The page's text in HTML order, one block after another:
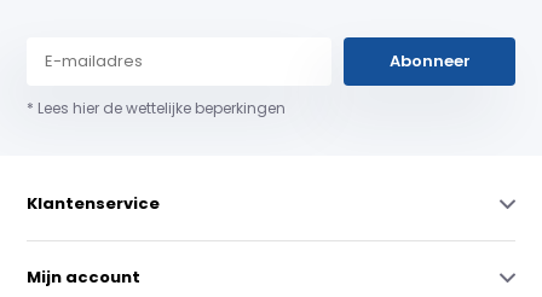
Abonneer
* Lees hier de wettelijke beperkingen
Klantenservice
Mijn account